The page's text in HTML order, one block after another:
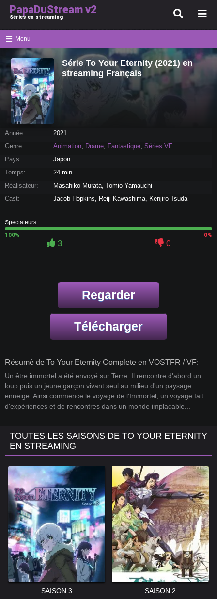
PapaDuStream v2
Séries en streaming
Menu
Série To Your Eternity (2021) en
streaming Français
Année:
2021
Genre:
Animation, Drame, Fantastique, Séries VF
Pays:
Japon
Temps:
24 min
Réalisateur:
Masahiko Murata, Tomio Yamauchi
Cast:
Jacob Hopkins, Reiji Kawashima, Kenjiro Tsuda
Spectateurs
100%
0%
3 0
Regarder
Télécharger
Résumé de To Your Eternity Complete en VOSTFR / VF:
Un être immortel a été envoyé sur Terre. Il rencontre d'abord un
loup puis un jeune garçon vivant seul au milieu d'un paysage
enneigé. Ainsi commence le voyage de l'Immortel, un voyage fait
d'expériences et de rencontres dans un monde implacable...
TOUTES LES SAISONS DE TO YOUR ETERNITY
EN STREAMING
SAISON 3 SAISON 2